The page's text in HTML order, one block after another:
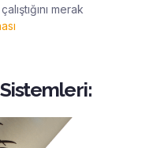
merak